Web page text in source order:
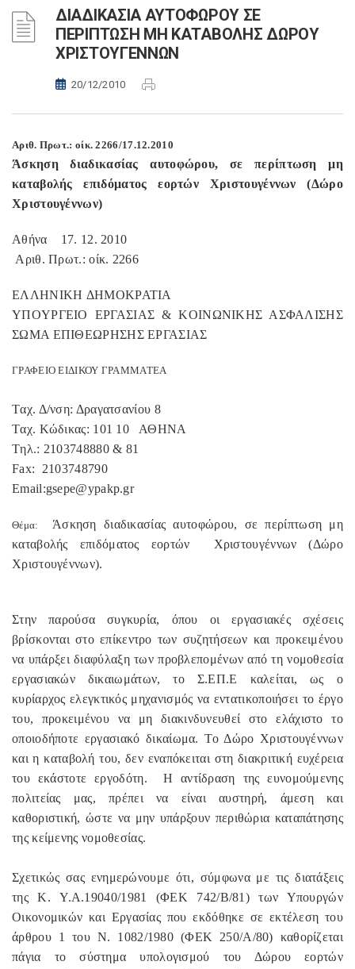
ΔΙΑΔΙΚΑΣΙΑ ΑΥΤΟΦΩΡΟΥ ΣΕ
ΠΕΡΙΠΤΩΣΗ ΜΗ ΚΑΤΑΒΟΛΗΣ ΔΩΡΟΥ
ΧΡΙΣΤΟΥΓΕΝΝΩΝ
20/12/2010
Aριθ. Πρωτ.: οίκ. 2266/17.12.2010
Άσκηση διαδικασίας αυτοφώρου, σε περίπτωση μη
καταβολής επιδόματος εορτών Χριστουγέννων (Δώρο
Χριστουγέννων)
Aθήνα
17. 12. 2010
A ριθ. Πρωτ.: οίκ. 2266
EΛΛHNIKH ΔHMOKPATIA
YΠOYPΓEIO ΕΡΓΑΣΙΑΣ &KOINΩNIKΗΣ ΑΣΦΑΛΙΣΗΣ
ΣΩΜΑ ΕΠΙΘΕΩΡΗΣΗΣ ΕΡΓΑΣΙΑΣ
ΓΡΑΦΕΙΟ ΕΙΔΙΚΟΥ ΓΡΑΜΜΑΤΕΑ
Tαχ. Δ/νση: Δραγατσανίου 8
Tαχ. Kώδικας: 101 10
ΑΘΗΝΑ
Tηλ.: 2103748880 & 81
Fax:
2103748790
Email:gsepe@ypakp.gr
Θέμα:
Άσκηση διαδικασίας αυτοφώρου, σε περίπτωση μη
καταβολής επιδόματος εορτών
Χριστουγέννων (Δώρο
Χριστουγέννων).
Στην παρούσα συγκυρία, όπου οι εργασιακές σχέσεις
βρίσκονται στο επίκεντρο των συζητήσεων και προκειμένου
να υπάρξει διαφύλαξη των προβλεπομένων από τη νομοθεσία
εργασιακών δικαιωμάτων, το Σ.ΕΠ.Ε καλείται, ως ο
κυρίαρχος ελεγκτικός μηχανισμός να εντατικοποιήσει το έργο
του, προκειμένου να μη διακινδυνευθεί στο ελάχιστο το
οποιοδήποτε εργασιακό δικαίωμα. Το Δώρο Χριστουγέννων
και η καταβολή του, δεν εναπόκειται στη διακριτική ευχέρεια
του εκάστοτε εργοδότη.
Η αντίδραση της ευνομούμενης
πολιτείας μας, πρέπει να είναι αυστηρή, άμεση και
καθοριστική, ώστε να μην υπάρξουν περιθώρια καταπάτησης
της κείμενης νομοθεσίας.
Σχετικώς σας ενημερώνουμε ότι, σύμφωνα με τις διατάξεις
της Κ.Y.A.19040/1981 (ΦΕΚ 742/Β/81) των Υπουργών
Οικονομικών και Εργασίας που εκδόθηκε σε εκτέλεση του
άρθρου 1 του Ν. 1082/1980 (ΦΕΚ 250/Α/80) καθορίζεται
πάγια το σύστημα υπολογισμού του Δώρου εορτών